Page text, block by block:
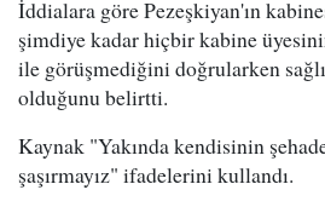
İddialara göre Pezeşkiyan'ın
şimdiye kadar hiçbir kabine
ile görüşmediğini doğrularken
olduğunu belirtti.
Kaynak "Yakında kendisinin
şaşırmayız" ifadelerini kullandı.